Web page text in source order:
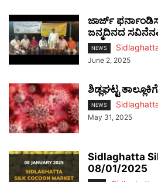
ಜಾರ್ಜ್
ಜನ್ಮದಿನದ
NEWS
June 2, 2025
ಶಿಡ್ಲಘಟ್ಟ
NEWS
May 31, 2025
Sidlaghatta
08/01/2025